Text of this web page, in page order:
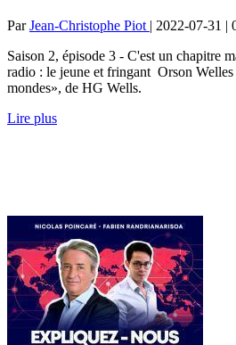
ParJean-Christophe Piot | 2022-07-31 |
Saison 2, épisode 3 - C'est un chapitre
radio : le jeune et fringant Orson Welles
mondes», de HG Wells.
Lire plus